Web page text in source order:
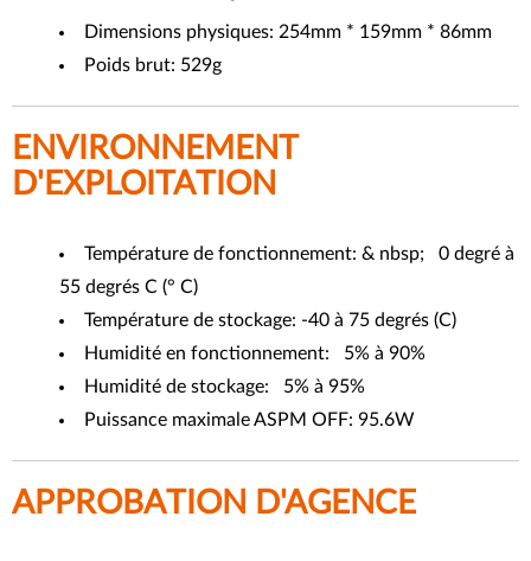
Dimensions physiques: 254mm * 159mm * 86mm
Poids brut: 529g
ENVIRONNEMENT
D'EXPLOITATION
Température de fonctionnement: & nbsp; 0 degré à
55 degrés C (° C)
Température de stockage: -40 à 75 degrés (C)
Humidité en fonctionnement: 5% à 90%
Humidité de stockage: 5% à 95%
Puissance maximale ASPM OFF: 95.6W
APPROBATION D'AGENCE